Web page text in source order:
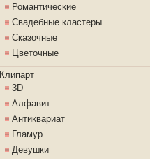
Романтические
Свадебные кластеры
Сказочные
Цветочные
Клипарт
3D
Алфавит
Антиквариат
Гламур
Девушки